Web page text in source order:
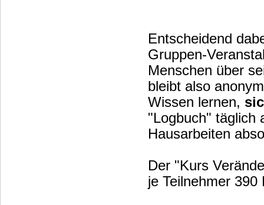
Entscheidend
Gruppen-
Menschen über
bleibt also
Wissen lernen,
"Logbuch" täglich aus
Hausarbeiten
Der "Kurs
je Teilnehmer